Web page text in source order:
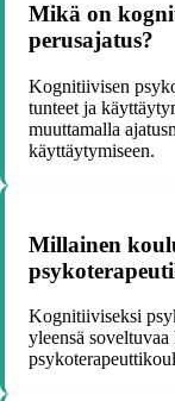
Mikä on
perusajatus?
Kognitiivisen
tunteet ja
muuttamalla
käyttäytymiseen.
Millainen
Kognitiiviseksi
yleensä